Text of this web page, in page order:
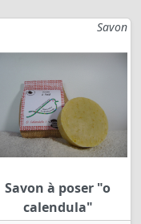
Savon
Savon à poser "o
calendula"